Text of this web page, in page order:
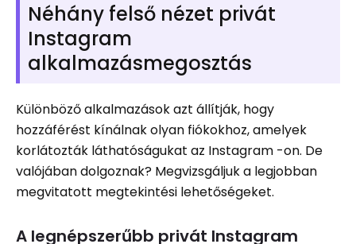
Néhány felső nézet privát
Instagram
alkalmazásmegosztás
Különböző alkalmazások azt állítják, hogy
hozzáférést kínálnak olyan fiókokhoz, amelyek
korlátozták láthatóságukat az Instagram -on. De
valójában dolgoznak? Megvizsgáljuk a legjobban
megvitatott megtekintési lehetőségeket.
A legnépszerűbb privát Instagram